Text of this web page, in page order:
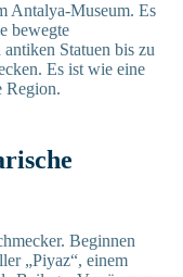
Antalya-Museum. Es
bewegte
Statuen bis zu
Es ist wie eine
Region.
Beginnen
„Piyaz“, einem